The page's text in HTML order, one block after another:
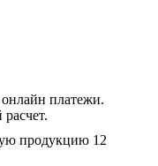
платежи.
продукцию 12